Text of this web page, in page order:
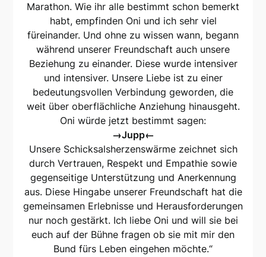
Marathon. Wie ihr alle bestimmt schon bemerkt
habt, empfinden Oni und ich sehr viel
füreinander. Und ohne zu wissen wann, begann
während unserer Freundschaft auch unsere
Beziehung zu einander. Diese wurde intensiver
und intensiver. Unsere Liebe ist zu einer
bedeutungsvollen Verbindung geworden, die
weit über oberflächliche Anziehung hinausgeht.
Oni würde jetzt bestimmt sagen:
→Jupp←
Unsere Schicksalsherzenswärme zeichnet sich
durch Vertrauen, Respekt und Empathie sowie
gegenseitige Unterstützung und Anerkennung
aus. Diese Hingabe unserer Freundschaft hat die
gemeinsamen Erlebnisse und Herausforderungen
nur noch gestärkt. Ich liebe Oni und will sie bei
euch auf der Bühne fragen ob sie mit mir den
Bund fürs Leben eingehen möchte.“